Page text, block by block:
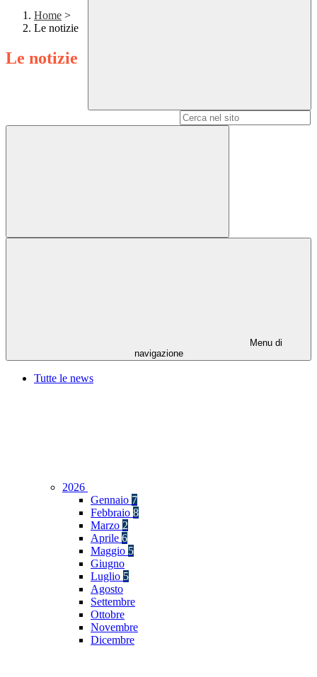
Home >
Le notizie
Le notizie
Menu di
navigazione
Tutte le news
2026
Gennaio 7
Febbraio 8
Marzo 2
Aprile 6
Maggio 5
Giugno
Luglio 5
Agosto
Settembre
Ottobre
Novembre
Dicembre